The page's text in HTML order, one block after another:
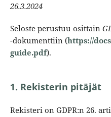
26.3.2024
Seloste perustuu osittain
-dokumenttiin (https://
guide.pdf).
1. Rekisterin pitäjät
Rekisteri on GDPR:n 26.